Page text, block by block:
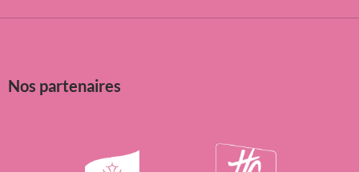
Nos partenaires